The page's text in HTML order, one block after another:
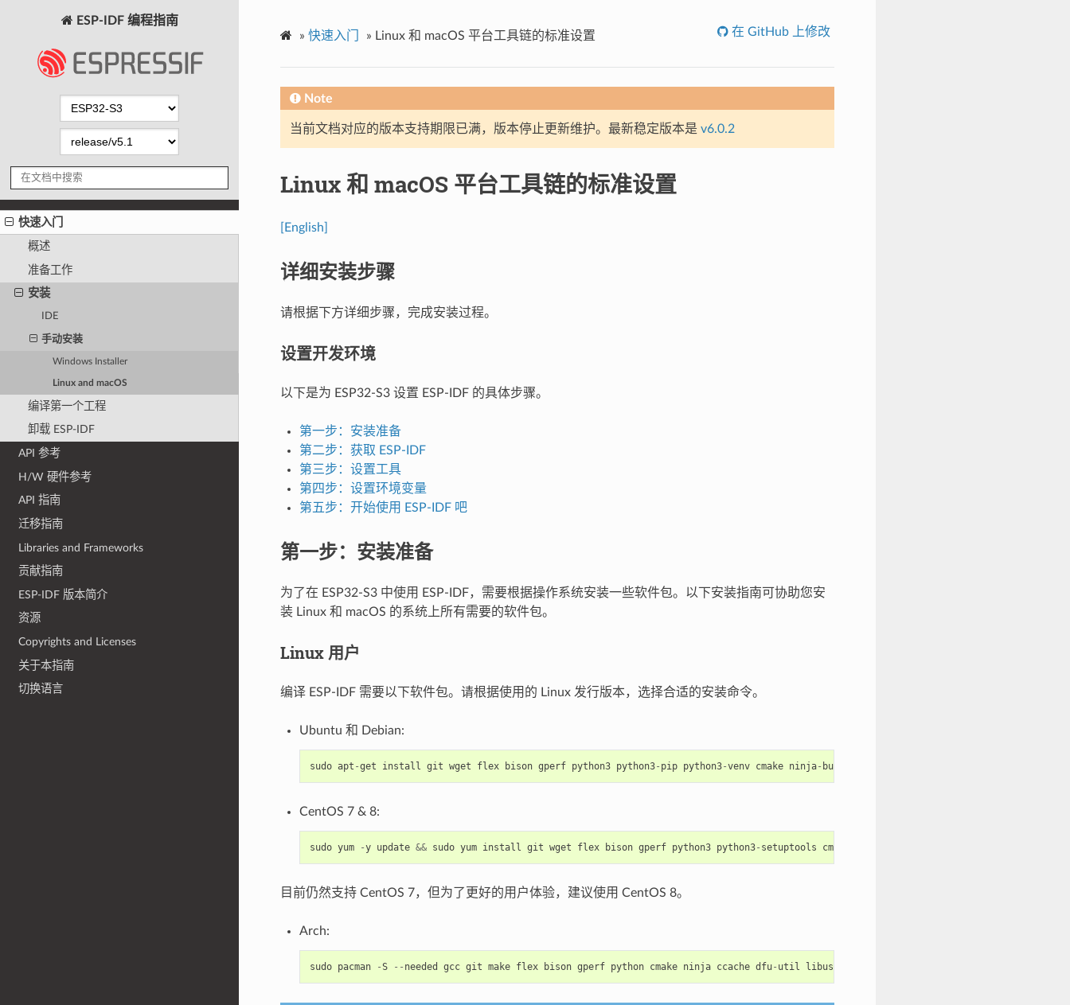
ESP-IDF 编程指南
快速入门
概述
准备工作
安装
IDE
手动安装
Windows Installer
Linux and macOS
编译第一个工程
卸载 ESP-IDF
API 参考
H/W 硬件参考
API 指南
迁移指南
Libraries and Frameworks
贡献指南
ESP-IDF 版本简介
资源
Copyrights and Licenses
关于本指南
切换语言
» 快速入门 » Linux 和 macOS 平台工具链的标准设置 在 GitHub 上修改
Note
当前文档对应的版本支持期限已满，版本停止更新维护。最新稳定版本是 v6.0.2
Linux 和 macOS 平台工具链的标准设置
[English]
详细安装步骤
请根据下方详细步骤，完成安装过程。
设置开发环境
以下是为 ESP32-S3 设置 ESP-IDF 的具体步骤。
第一步：安装准备
第二步：获取 ESP-IDF
第三步：设置工具
第四步：设置环境变量
第五步：开始使用 ESP-IDF 吧
第一步：安装准备
为了在 ESP32-S3 中使用 ESP-IDF，需要根据操作系统安装一些软件包。以下安装指南可协助您安
装 Linux 和 macOS 的系统上所有需要的软件包。
Linux 用户
编译 ESP-IDF 需要以下软件包。请根据使用的 Linux 发行版本，选择合适的安装命令。
Ubuntu 和 Debian:
sudo apt -get install git wget flex bison gperf python3 python3- pip python3-venv cmake ninja- build
CentOS 7 & 8:
sudo yum -y update && sudo yum install git wget flex bison gperf python3 python3- setuptools cmake
目前仍然支持 CentOS 7，但为了更好的用户体验，建议使用 CentOS 8。
Arch:
sudo pacman -S -- needed gcc git make flex bison gperf python cmake ninja ccache dfu- util libusb